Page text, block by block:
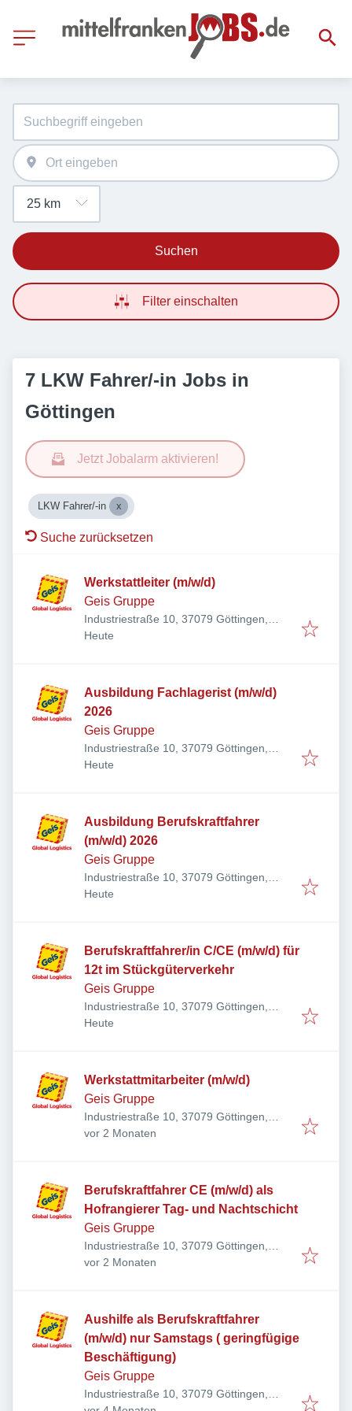
Suchen
Filter einschalten
7 LKW Fahrer/-in Jobs in
Göttingen
Jetzt Jobalarm aktivieren!
LKW Fahrer/-in
Suche zurücksetzen
Werkstattleiter (m/w/d)
Geis Gruppe
Industriestraße 10, 37079 Göttingen,
Deutschland
Veröffentlicht
Heute
Ausbildung Fachlagerist (m/w/d)
2026
Geis Gruppe
Industriestraße 10, 37079 Göttingen,
Deutschland
Veröffentlicht
Heute
Ausbildung Berufskraftfahrer
(m/w/d) 2026
Geis Gruppe
Industriestraße 10, 37079 Göttingen,
Deutschland
Veröffentlicht
Heute
Berufskraftfahrer/in C/CE (m/w/d) für
12t im Stückgüterverkehr
Geis Gruppe
Industriestraße 10, 37079 Göttingen,
Deutschland
Veröffentlicht
Heute
Werkstattmitarbeiter (m/w/d)
Geis Gruppe
Industriestraße 10, 37079 Göttingen,
Deutschland
Veröffentlicht:
vor 2 Monaten
Berufskraftfahrer CE (m/w/d) als
Hofrangierer Tag- und Nachtschicht
Geis Gruppe
Industriestraße 10, 37079 Göttingen,
Deutschland
Veröffentlicht:
vor 2 Monaten
Aushilfe als Berufskraftfahrer
(m/w/d) nur Samstags ( geringfügige
Beschäftigung)
Geis Gruppe
Industriestraße 10, 37079 Göttingen,